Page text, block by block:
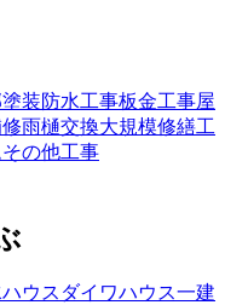
装防水工事板金工事屋
雨樋交換大規模修繕工
その他工事
ウス ダイワハウス一建